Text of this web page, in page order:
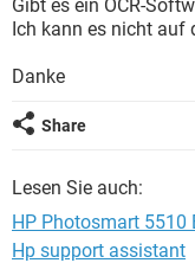
WHATSAPP
WINDOWS 10
WHATSAPP
FACEBOOK
Gibt es ein OCR-
Ich kann es nicht auf
Danke
Share
Lesen Sie auch:
HP Photosmart 5510
Hp support assistant